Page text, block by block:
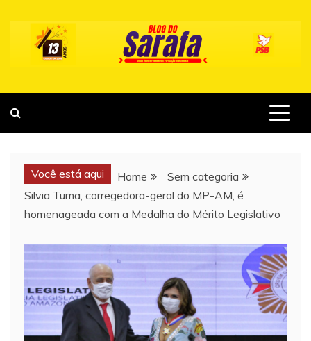
content
Você está aqui Home
Sem categoria
Silvia Tuma, corregedora-geral do MP-AM, é
homenageada com a Medalha do Mérito Legislativo